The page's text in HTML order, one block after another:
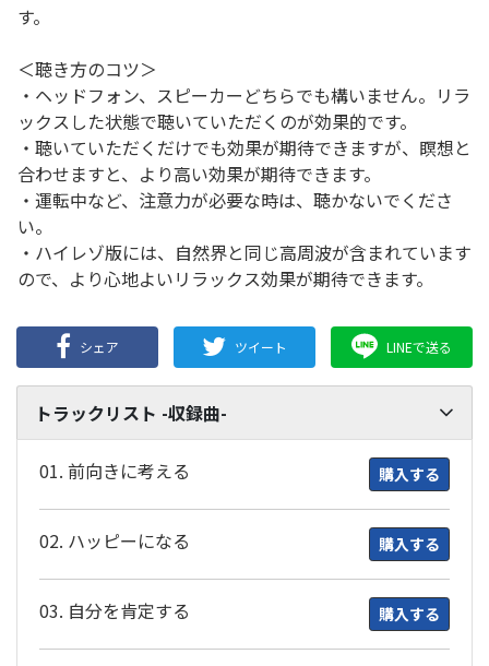
す。
＜聴き方のコツ＞
・ヘッドフォン、スピーカーどちらでも構いません。リラ
ックスした状態で聴いていただくのが効果的です。
・聴いていただくだけでも効果が期待できますが、瞑想と
合わせますと、より高い効果が期待できます。
・運転中など、注意力が必要な時は、聴かないでくださ
い。
・ハイレゾ版には、自然界と同じ高周波が含まれています
ので、より心地よいリラックス効果が期待できます。
シェア ツイート LINEで送る
トラックリスト -収録曲-
01. 前向きに考える 購入する
02. ハッピーになる 購入する
03. 自分を肯定する 購入する